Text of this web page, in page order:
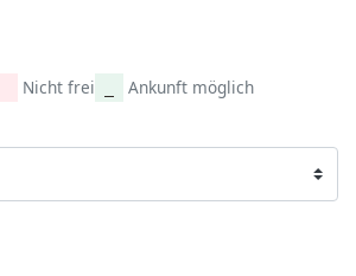
Nicht frei Ankunft möglich